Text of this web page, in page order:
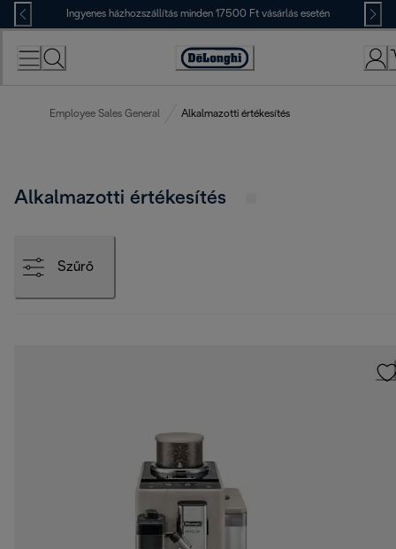
Skip
to
Content
Ingyenes házhozszállítás minden 17500 Ft vásárlás esetén
Accessibility
Employee Sales General Alkalmazotti értékesítés
Alkalmazotti értékesítés
Szűrő